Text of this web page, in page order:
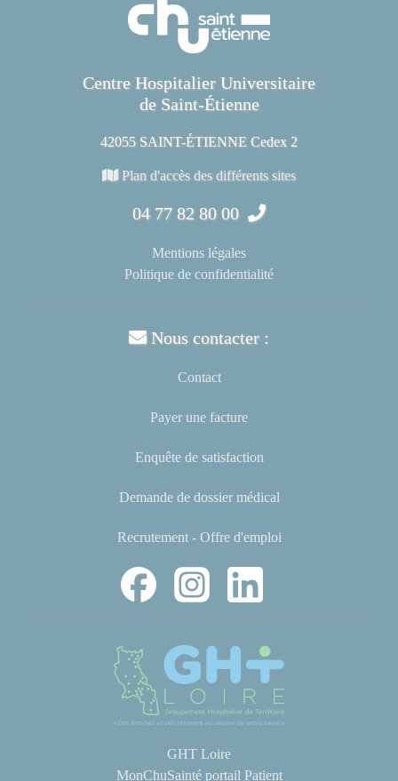
Centre Hospitalier Universitaire
de Saint-Étienne
42055 SAINT-ÉTIENNE Cedex 2
Plan d'accès des différents sites
04 77 82 80 00
Mentions légales
Politique de confidentialité
Nous contacter :
Contact
Payer une facture
Enquête de satisfaction
Demande de dossier médical
Recrutement - Offre d'emploi
GHT Loire
MonChuSainté portail Patient